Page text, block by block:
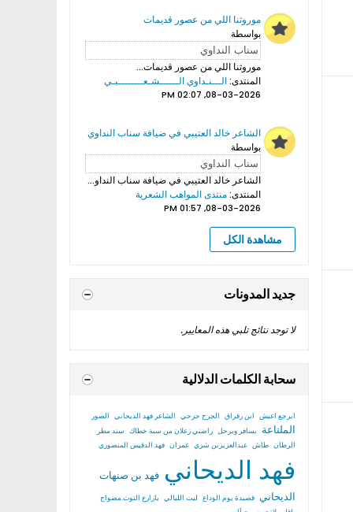
موروثنا اللي من عصور قديمات
بواسطة
موروثنا اللي من عصور قديمات...
المنتدى:الـــنـداوي الــــــشـعــــــــبـي
08-03-2026, 02:07 PM
الشاعر خالد العتيبي في ضيافة سناب النداوي
بواسطة
الشاعر خالد العتيبي في ضيافة سناب النداوي بروموهات فيديوهات...
المنتدى:منتدى المواهب الشعرية
08-03-2026, 01:57 PM
مشاهدة الكل
جديد المدونات
لا توجد نتائج تلبي هذه المعايير.
سحابة الكلمات الدلالية
ابرجع اعيش ابن رقراق الجرح جرحي الشاعر فهد الديحاني الصور
الملتاعة بسافر وبرحل راضني زعلان من سبة خطاك سند مطر
الرطان طاش عبدالعزيزبن شري غمران فهد الدقيس المنصوري
فهد الديحاني فهد بن صنهات
الديحاني قصيدة يوم الوداع ليت الليالي يازارع التوت.مضواح